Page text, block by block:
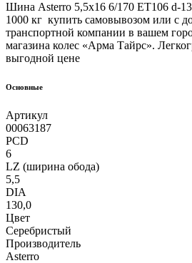
Шина Asterro 5,5x16 6/170 ET106 d-
1000 кг купить самовывозом или с
транспортной компании в вашем
магазина колес «Арма Тайрс».
выгодной цене
Основные
Артикул
00063187
PCD
6
LZ (ширина обода)
5,5
DIA
130,0
Цвет
Серебристый
Производитель
Asterro